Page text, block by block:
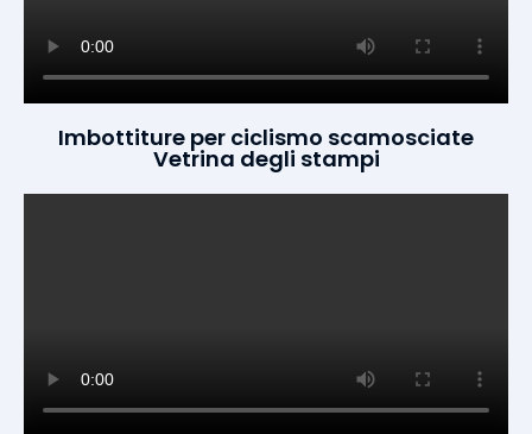
Imbottiture per ciclismo scamosciate
Vetrina degli stampi